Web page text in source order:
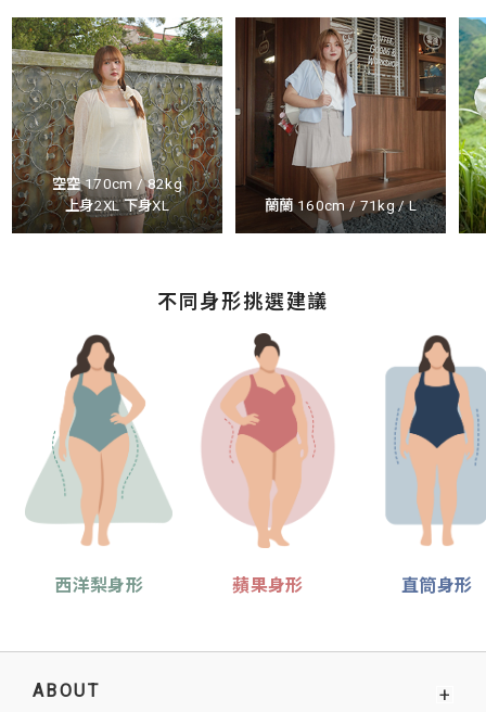
空空 170cm / 82kg
上身2XL 下身XL
蘭蘭 160cm / 71kg / L
不同身形挑選建議
西洋梨身形 蘋果身形 直筒身形
ABOUT +